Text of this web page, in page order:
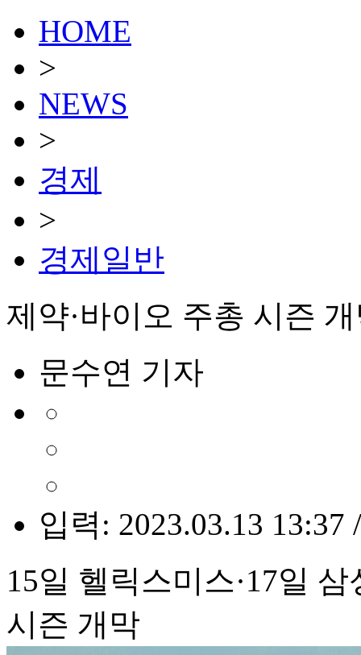
HOME
>
NEWS
>
경제
>
경제일반
제약·바이오 주총 시즌
문수연 기자
입력: 2023.03.13 13:37
15일 헬릭스미스·17일
시즌 개막